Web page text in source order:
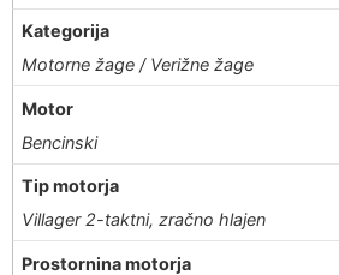
Kategorija
Motorne žage / Verižne žage
Motor
Bencinski
Tip motorja
Villager 2-taktni, zračno hlajen
Prostornina motorja